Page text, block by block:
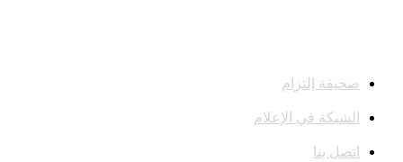
صحيفة إلتزام
الشبكة في الإعلام
اتصل بنا